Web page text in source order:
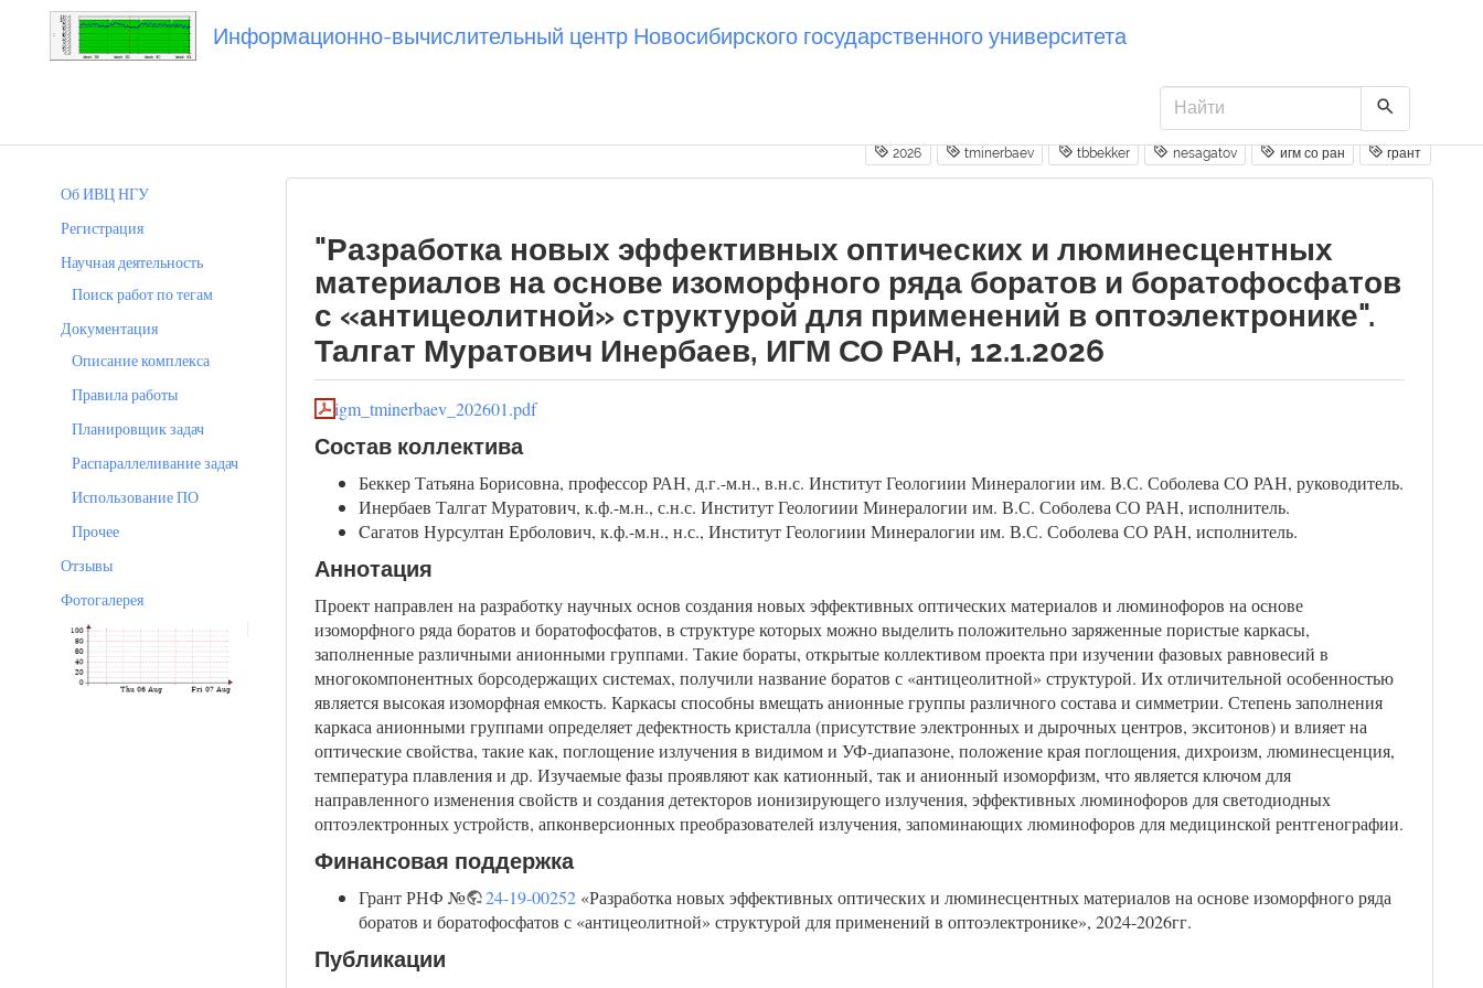
Информационно-вычислительный центр Новосибирского государственного университета
2026 tminerbaev tbbekker nesagatov игм со ран грант
Об ИВЦ НГУ
Регистрация
Научная деятельность
Поиск работ по тегам
Документация
Описание комплекса
Правила работы
Планировщик задач
Распараллеливание задач
Использование ПО
Прочее
Отзывы
Фотогалерея
"Разработка новых эффективных оптических и люминесцентных
материалов на основе изоморфного ряда боратов и боратофосфатов
с «антицеолитной» структурой для применений в оптоэлектронике".
Талгат Муратович Инербаев, ИГМ СО РАН, 12.1.2026
igm_tminerbaev_202601.pdf
Состав коллектива
Беккер Татьяна Борисовна, профессор РАН, д.г.-м.н., в.н.с. Институт Геологиии Минералогии им. В.С. Соболева СО РАН, руководитель.
Инербаев Талгат Муратович, к.ф.-м.н., с.н.с. Институт Геологиии Минералогии им. В.С. Соболева СО РАН, исполнитель.
Cагатов Нурсултан Ерболович, к.ф.-м.н., н.с., Институт Геологиии Минералогии им. В.С. Соболева СО РАН, исполнитель.
Аннотация
Проект направлен на разработку научных основ создания новых эффективных оптических материалов и люминофоров на основе
изоморфного ряда боратов и боратофосфатов, в структуре которых можно выделить положительно заряженные пористые каркасы,
заполненные различными анионными группами. Такие бораты, открытые коллективом проекта при изучении фазовых равновесий в
многокомпонентных борсодержащих системах, получили название боратов с «антицеолитной» структурой. Их отличительной особенностью
является высокая изоморфная емкость. Каркасы способны вмещать анионные группы различного состава и симметрии. Степень заполнения
каркаса анионными группами определяет дефектность кристалла (присутствие электронных и дырочных центров, экситонов) и влияет на
оптические свойства, такие как, поглощение излучения в видимом и УФ-диапазоне, положение края поглощения, дихроизм, люминесценция,
температура плавления и др. Изучаемые фазы проявляют как катионный, так и анионный изоморфизм, что является ключом для
направленного изменения свойств и создания детекторов ионизирующего излучения, эффективных люминофоров для светодиодных
оптоэлектронных устройств, апконверсионных преобразователей излучения, запоминающих люминофоров для медицинской рентгенографии.
Финансовая поддержка
Грант РНФ № 24-19-00252 «Разработка новых эффективных оптических и люминесцентных материалов на основе изоморфного ряда
боратов и боратофосфатов с «антицеолитной» структурой для применений в оптоэлектронике», 2024-2026гг.
Публикации